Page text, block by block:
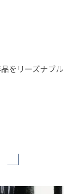
をリーズナブル